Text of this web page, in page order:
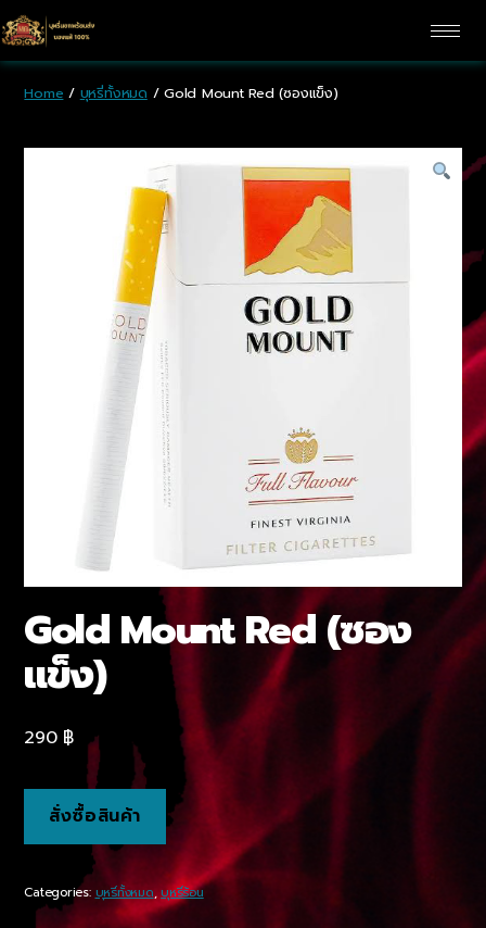
Home / บุหรี่ทั้งหมด / Gold Mount Red (ซองแข็ง)
Gold Mount Red (ซอง
แข็ง)
290 ฿
สั่งซื้อสินค้า
Categories: บุหรี่ทั้งหมด,บุหรี่ร้อน